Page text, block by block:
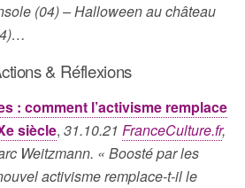
(04) – Halloween au château
& Réflexions
: comment l’activisme remplace
siècle, 31.10.21 FranceCulture.fr,
Weitzmann. « Boosté par les
activisme remplace-t-il le